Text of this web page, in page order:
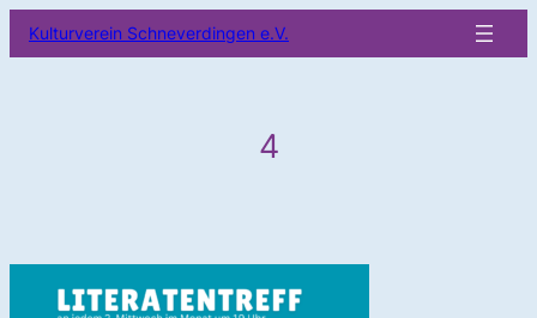
Inhalt
Kulturverein Schneverdingen e.V.
4